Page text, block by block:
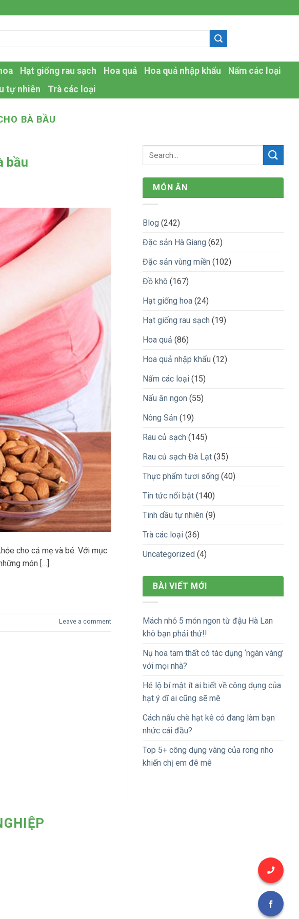
Hạt giống rau sạch Hoa quả Hoa quả nhập khẩu
Nấm các loại
tự nhiên Trà các loại
BÀ BẦU
bầu
cho cả mẹ và bé. Với mục
món […]
Leave a comment
MÓN ĂN
Blog (242)
Đặc sản Hà Giang (62)
Đặc sản vùng miền (102)
Đồ khô (167)
Hạt giống hoa (24)
Hạt giống rau sạch (19)
Hoa quả (86)
Hoa quả nhập khẩu (12)
Nấm các loại (15)
Nấu ăn ngon (55)
Nông Sản (19)
Rau củ sạch (145)
Rau củ sạch Đà Lạt (35)
Thực phẩm tươi sống (40)
Tin tức nổi bật (140)
Tinh dầu tự nhiên (9)
Trà các loại (36)
Uncategorized (4)
BÀI VIẾT MỚI
Mách nhỏ 5 món ngon từ đậu Hà Lan
khô bạn phải thử!!
Nụ hoa tam thất có tác dụng ‘ngàn vàng’
với mọi nhà?
Hé lộ bí mật ít ai biết về công dụng của
hạt ý dĩ ai cũng sẽ mê
Cách nấu chè hạt kê có đang làm bạn
nhức cái đầu?
Top 5+ công dụng vàng của rong nho
khiến chị em đê mê